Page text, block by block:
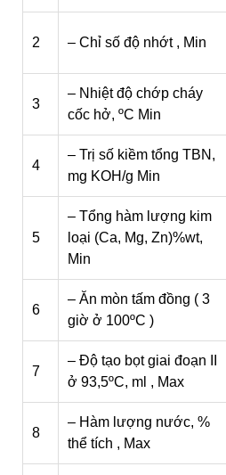
2 – Chỉ số độ nhớt , Min
3
– Nhiệt độ chớp cháy
cốc hở, ºC Min
4
– Trị số kiềm tổng TBN,
mg KOH/g Min
5
– Tổng hàm lượng kim
loại (Ca, Mg, Zn)%wt,
Min
6
– Ăn mòn tấm đồng ( 3
giờ ở 100ºC )
7
– Độ tạo bọt giai đoạn II
ở 93,5ºC, ml , Max
8
– Hàm lượng nước, %
thể tích , Max